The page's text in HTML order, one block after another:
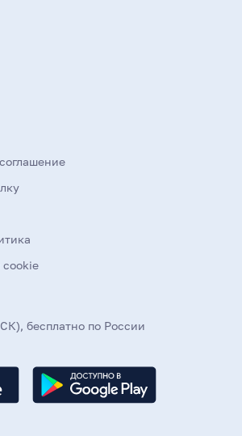
cookie
бесплатно по России